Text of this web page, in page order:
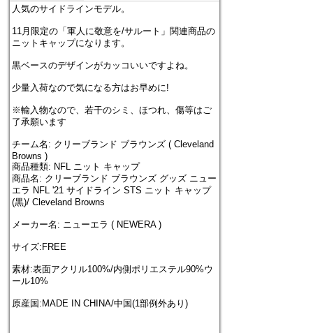
人気のサイドラインモデル。
11月限定の「軍人に敬意を/サルート」関連商品の
ニットキャップになります。
黒ベースのデザインがカッコいいですよね。
少量入荷なので気になる方はお早めに!
※輸入物なので、若干のシミ、ほつれ、傷等はご
了承願います
チーム名: クリーブランド ブラウンズ ( Cleveland
Browns )
商品種類: NFL ニット キャップ
商品名: クリーブランド ブラウンズ グッズ ニュー
エラ NFL '21 サイドライン STS ニット キャップ
(黒)/ Cleveland Browns
メーカー名: ニューエラ ( NEWERA )
サイズ:FREE
素材:表面アクリル100%/内側ポリエステル90%ウ
ール10%
原産国:MADE IN CHINA/中国(1部例外あり)